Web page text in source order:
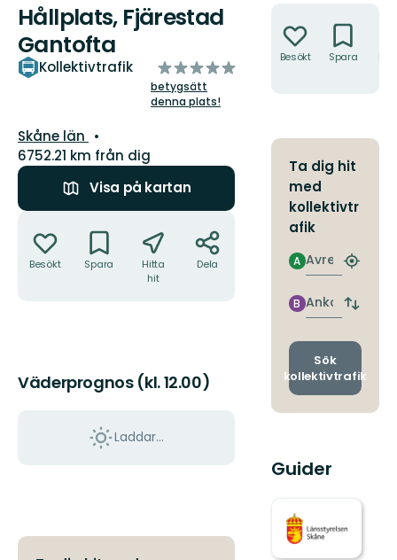
Hållplats, Fjärestad
Gantofta
Kollektivtrafik
av
5
stjärnor
betygsätt
denna plats!
Län:
Skåne län
6752.21 km från dig
Visa på kartan
Besökt Spara
Hitta
hit
Dela
Väderprognos (kl. 12.00)
Laddar...
Besökt Spara
Ta dig hit
med
kollektivtr
afik
Avresa
A
Hitta
Ankomst
B
Byt
och
Sök
kollektivtrafik
Guider